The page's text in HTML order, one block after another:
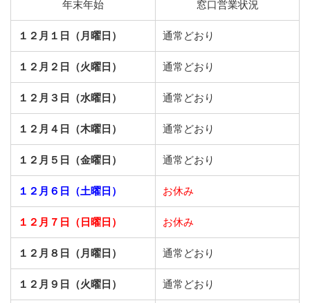
年末年始 窓口営業状況
１２月１日（月曜日） 通常どおり
１２月２日（火曜日） 通常どおり
１２月３日（水曜日） 通常どおり
１２月４日（木曜日） 通常どおり
１２月５日（金曜日） 通常どおり
１２月６日（土曜日） お休み
１２月７日（日曜日） お休み
１２月８日（月曜日） 通常どおり
１２月９日（火曜日） 通常どおり